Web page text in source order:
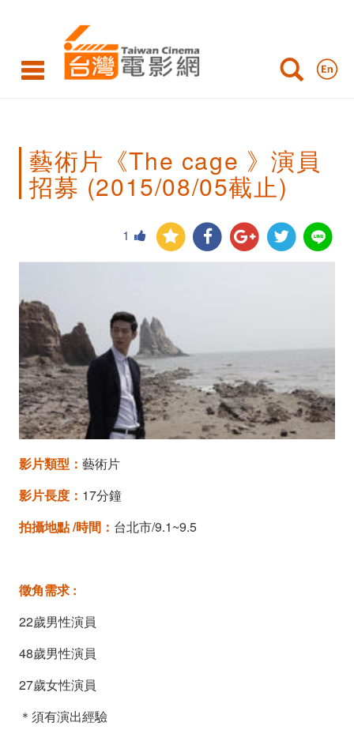
片
cage
演
招
募
(2015/08/05
截
止)
藝術片《The cage 》演員
招募 (2015/08/05截止)
1
影片類型： 藝術片
影片長度： 17分鐘
拍攝地點/時間： 台北市/9.1~9.5
徵角需求:
22歲男性演員
48歲男性演員
27歲女性演員
＊須有演出經驗